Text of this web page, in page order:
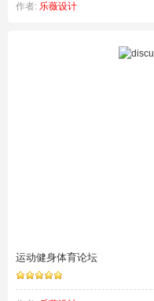
作者: 乐薇设计
运动健身体育论坛